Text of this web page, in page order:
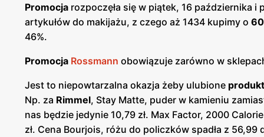
Promocja rozpoczęła się w piątek, 16 października
artykułów do makijażu, z czego aż 1434 kupimy o
46%.
Promocja Rossmann obowiązuje zarówno w
Jest to niepowtarzalna okazja żeby ulubione
Np. za Rimmel, Stay Matte, puder w kamieniu
nas będzie jedynie 10,79 zł. Max Factor, 2000
zł. Cena Bourjois, różu do policzków spadła z 56,99